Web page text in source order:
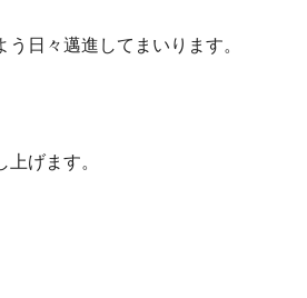
日々邁進してまいります。
げます。